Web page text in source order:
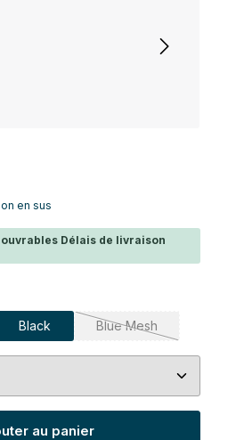
en sus
Délais de livraison
n'est pas disponible pour le moment.)
Black Blue Mesh
(Cette option n'est
: Entrez la quantité
au panier